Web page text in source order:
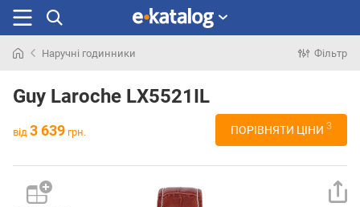
раніше
Наручні годинники Фільтр
Guy Laroche LX5521IL
від 3 639 грн. ПОРІВНЯТИ ЦІНИ 3